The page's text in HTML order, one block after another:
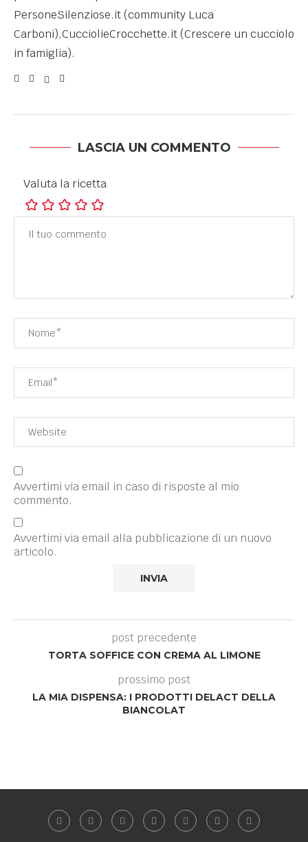
PersoneSilenziose.it (community Luca
Carboni),CucciolieCrocchette.it (Crescere un cucciolo
in famiglia).
LASCIA UN COMMENTO
Valuta la ricetta
Avvertimi via email in caso di risposte al mio
commento.
Avvertimi via email alla pubblicazione di un nuovo
articolo.
post precedente
TORTA SOFFICE CON CREMA AL LIMONE
prossimo post
LA MIA DISPENSA: I PRODOTTI DELACT DELLA
BIANCOLAT